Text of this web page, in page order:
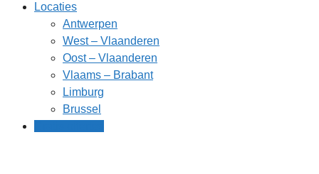
Locaties
Antwerpen
West – Vlaanderen
Oost – Vlaanderen
Vlaams – Brabant
Limburg
Brussel